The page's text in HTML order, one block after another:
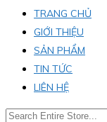
TRANG CHỦ
GIỚI THIỆU
SẢN PHẨM
TIN TỨC
LIÊN HỆ